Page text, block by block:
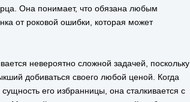
Она понимает, что обязана любым
от роковой ошибки, которая может
невероятно сложной задачей, поскольку
добиваться своего любой ценой. Когда
его избранницы, она сталкивается с